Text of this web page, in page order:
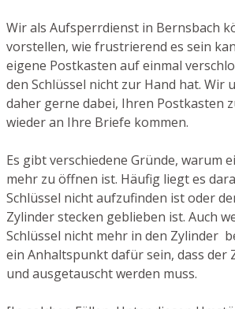
Wir als Aufsperrdienst in Bernsbach
vorstellen, wie frustrierend es sein
eigene Postkasten auf einmal
den Schlüssel nicht zur Hand hat. Wir
daher gerne dabei, Ihren Postkasten
wieder an Ihre Briefe kommen.
Es gibt verschiedene Gründe, warum
mehr zu öffnen ist. Häufig liegt es
Schlüssel nicht aufzufinden ist oder
Zylinder stecken geblieben ist. Auch
Schlüssel nicht mehr in den Zylinder
ein Anhaltspunkt dafür sein, dass der
und ausgetauscht werden muss.